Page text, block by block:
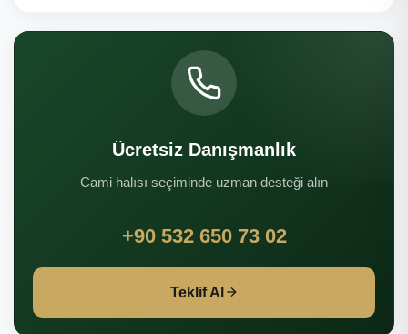
Ücretsiz Danışmanlık
Cami halısı seçiminde uzman desteği alın
+90 532 650 73 02
Teklif Al